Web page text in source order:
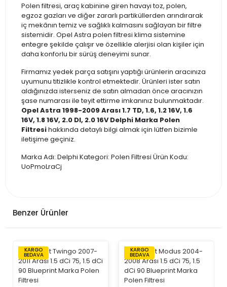
Polen filtresi, araç kabinine giren havayı toz, polen,
egzoz gazları ve diğer zararlı partiküllerden arındırarak
iç mekânın temiz ve sağlıklı kalmasını sağlayan bir filtre
sistemidir. Opel Astra polen filtresi klima sistemine
entegre şekilde çalışır ve özellikle alerjisi olan kişiler için
daha konforlu bir sürüş deneyimi sunar.
Firmamız yedek parça satışını yaptığı ürünlerin aracınıza
uyumunu titizlikle kontrol etmektedir. Ürünleri ister satın
aldığınızda isterseniz de satın almadan önce aracınızın
şase numarası ile teyit ettirme imkanınız bulunmaktadır.
Opel Astra 1998-2009 Arası 1.7 TD, 1.6, 1.2 16V, 1.6
16V, 1.8 16V, 2.0 DI, 2.0 16V Delphi Marka Polen
Filtresihakkında detaylı bilgi almak için lütfen bizimle
iletişime geçiniz.
Marka Adı: Delphi Kategori: Polen Filtresi Ürün Kodu:
UoPmoLraCj
Benzer Ürünler
KARGO
BEDAVA
KARGO
BEDAVA